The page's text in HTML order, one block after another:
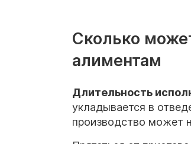
Сколько
алиментам
Длительность
укладывается в
производство может